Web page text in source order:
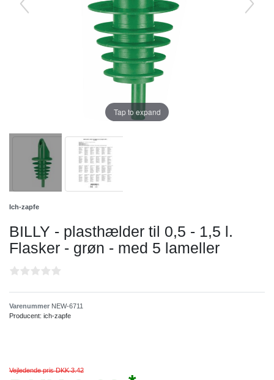
Tap to expand
Ich-zapfe
BILLY - plasthælder til 0,5 - 1,5 l.
Flasker - grøn - med 5 lameller
Varenummer NEW-6711
Producent: ich-zapfe
Vejledende pris DKK 3.42